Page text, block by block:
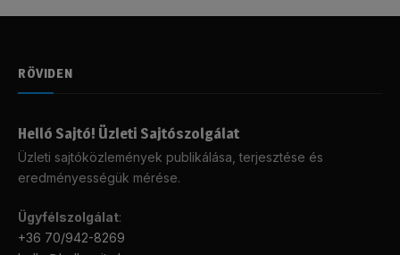
RÖVIDEN
Helló Sajtó! Üzleti Sajtószolgálat
Üzleti sajtóközlemények publikálása, terjesztése és
eredményességük mérése.
Ügyfélszolgálat:
+36 70/942-8269